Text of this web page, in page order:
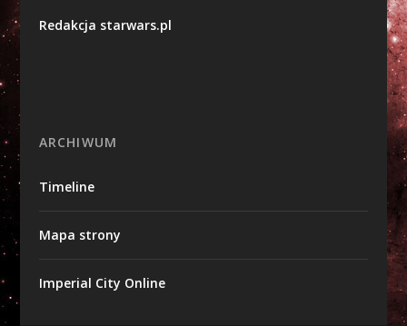
Redakcja starwars.pl
ARCHIWUM
Timeline
Mapa strony
Imperial City Online